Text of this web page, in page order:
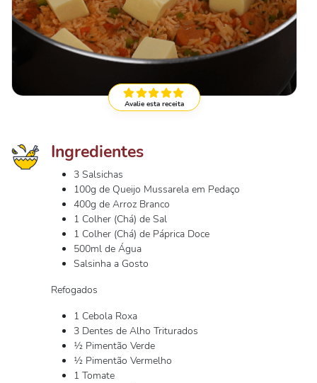
Avalie esta receita
Ingredientes
3 Salsichas
100g de Queijo Mussarela em Pedaço
400g de Arroz Branco
1 Colher (Chá) de Sal
1 Colher (Chá) de Páprica Doce
500ml de Água
Salsinha a Gosto
Refogados
1 Cebola Roxa
3 Dentes de Alho Triturados
½ Pimentão Verde
½ Pimentão Vermelho
1 Tomate